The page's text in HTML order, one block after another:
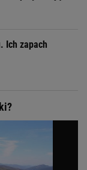
Ich zapach